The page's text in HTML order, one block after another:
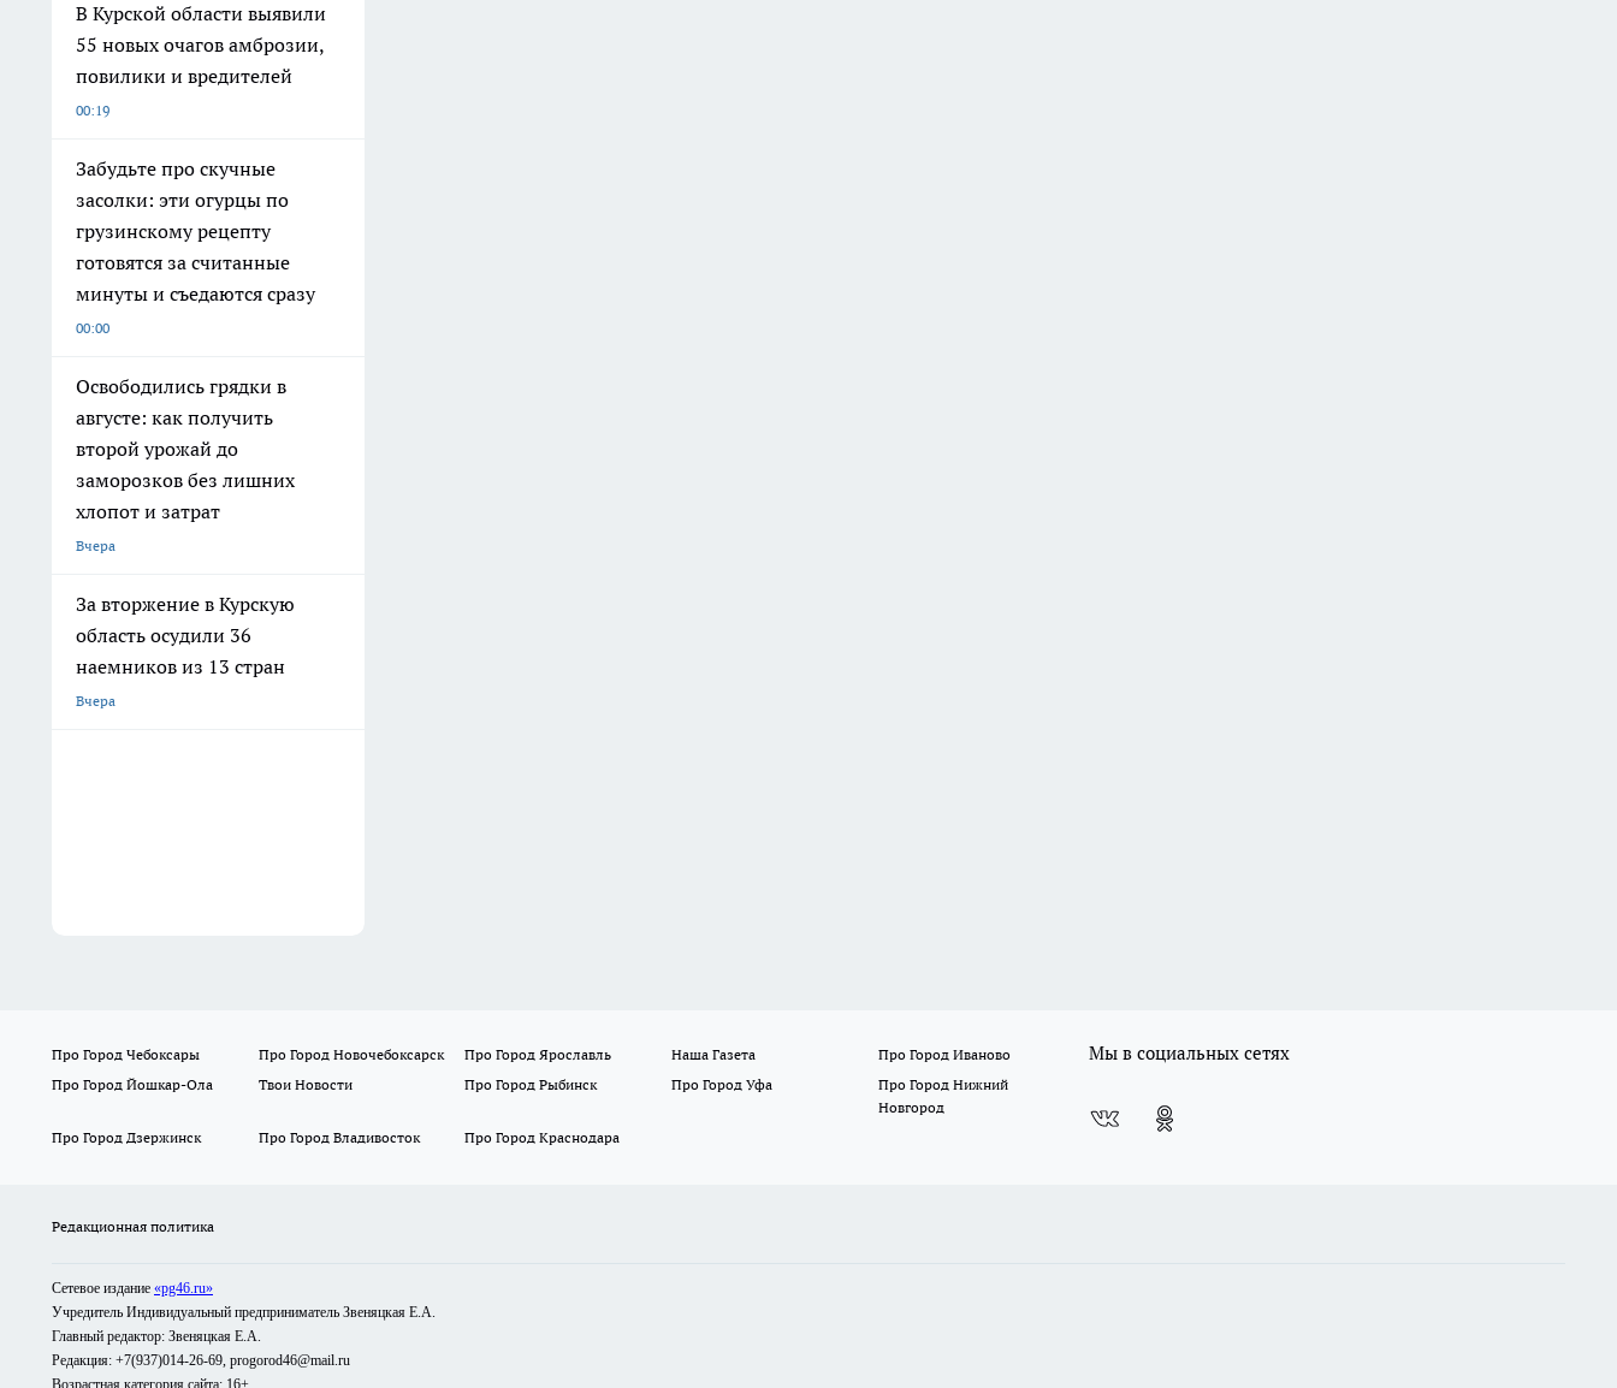
В Курской области выявили
55 новых очагов амброзии,
повилики и вредителей
00:19
Забудьте про скучные
засолки: эти огурцы по
грузинскому рецепту
готовятся за считанные
минуты и съедаются сразу
00:00
Освободились грядки в
августе: как получить
второй урожай до
заморозков без лишних
хлопот и затрат
Вчера
За вторжение в Курскую
область осудили 36
наемников из 13 стран
Вчера
Про Город Чебоксары Про Город Новочебоксарск Про Город Ярославль Наша Газета
Про Город Иваново
Про Город Йошкар-Ола
Твои Новости Про Город Рыбинск Про Город Уфа
Про Город Нижний
Новгород
Про Город Дзержинск
Про Город Владивосток Про Город Краснодара
Мы в социальных сетях
Редакционная политика
Сетевое издание «pg46.ru»
Учредитель Индивидуальный предприниматель Звеняцкая Е.А.
Главный редактор: Звеняцкая Е.А.
Редакция: +7(937)014-26-69, progorod46@mail.ru